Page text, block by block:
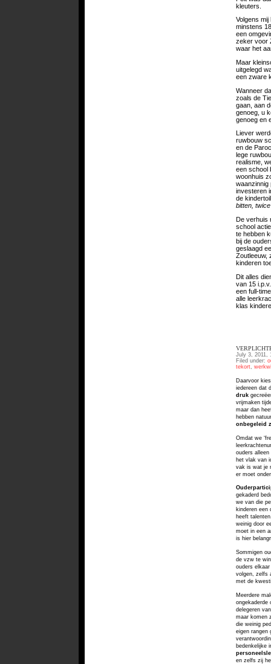
kleuters.
Volgens
minstens
een
zeker voor
waar het
Maar
uitgelegd
een zware
Wanneer
zoals de
gaan, aan
genoeg, u
genoeg en
Liever
ruwbouw
en de
lege
realisme,
een school
woonhuis
waanzinnig
investeren
de
bitten,
De verhuis
school
te hebben
bij de
geslaagd
Zoutleeuw,
kinderen
Dit alles
van 15
een full-
alle
klas
July 3, 2011,
Filed under:
tekort,
Daarvoor
iedereen dat
druk
vrijmaken
maar dan
hebben
onbegeleid
Omdat we
ouders
het vlak van
vak is wat je
er moet
gekaderd
we van die
kinderen een
heeft
weinig door
moet in een
is hier
Sommigen
de vzw te
ouders
volgen, zelfs
met de
Meerdere
ongekaderde
delegeren
maar komen
die weinig
eigen rangen
bedenkelijke
en zelfs zij